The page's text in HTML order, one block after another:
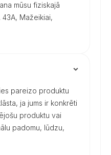
mūsu fiziskajā
Mažeikiai,
pareizo produktu
ja jums ir konkrēti
produktu vai
padomu, lūdzu,